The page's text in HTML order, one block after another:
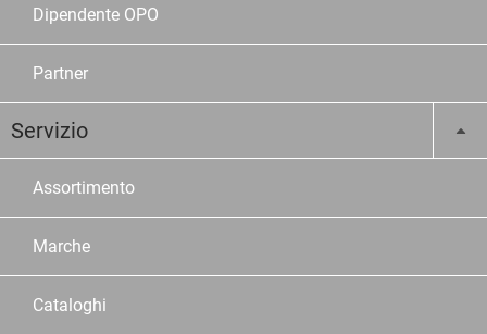
Dipendente OPO
Partner
Servizio
Assortimento
Marche
Cataloghi